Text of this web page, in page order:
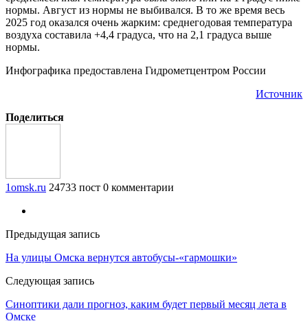
нормы. Август из нормы не выбивался. В то же время весь
2025 год оказался очень жарким: среднегодовая температура
воздуха составила +4,4 градуса, что на 2,1 градуса выше
нормы.
Инфографика предоставлена Гидрометцентром России
Источник
Поделиться
1omsk.ru 24733 пост 0 комментарии
Предыдущая запись
На улицы Омска вернутся автобусы-«гармошки»
Следующая запись
Синоптики дали прогноз, каким будет первый месяц лета в
Омске